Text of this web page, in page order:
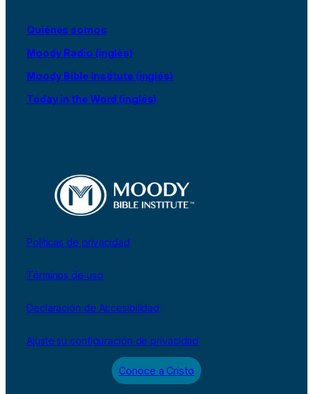
Quiénes somos
Moody Radio (inglés)
Moody Bible Institute (inglés)
Today in the Word (inglés)
Políticas de privacidad
Términos de uso
Declaración de Accesibilidad
Ajuste su configuración de privacidad
Conoce a Cristo